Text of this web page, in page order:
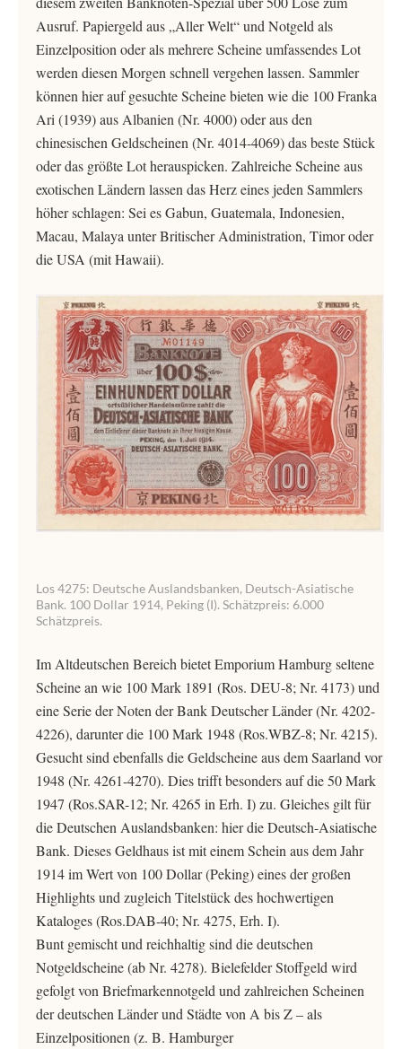
Ausruf. Papiergeld aus „Aller Welt“ und Notgeld als
Einzelposition oder als mehrere Scheine umfassendes Lot
werden diesen Morgen schnell vergehen lassen. Sammler
können hier auf gesuchte Scheine bieten wie die 100 Franka
Ari (1939) aus Albanien (Nr. 4000) oder aus den
chinesischen Geldscheinen (Nr. 4014-4069) das beste Stück
oder das größte Lot herauspicken. Zahlreiche Scheine aus
exotischen Ländern lassen das Herz eines jeden Sammlers
höher schlagen: Sei es Gabun, Guatemala, Indonesien,
Macau, Malaya unter Britischer Administration, Timor oder
die USA (mit Hawaii).
Los 4275: Deutsche Auslandsbanken, Deutsch-Asiatische
Bank. 100 Dollar 1914, Peking (I). Schätzpreis: 6.000
Schätzpreis.
Im Altdeutschen Bereich bietet Emporium Hamburg seltene
Scheine an wie 100 Mark 1891 (Ros. DEU-8; Nr. 4173) und
eine Serie der Noten der Bank Deutscher Länder (Nr. 4202-
4226), darunter die 100 Mark 1948 (Ros.WBZ-8; Nr. 4215).
Gesucht sind ebenfalls die Geldscheine aus dem Saarland vor
1948 (Nr. 4261-4270). Dies trifft besonders auf die 50 Mark
1947 (Ros.SAR-12; Nr. 4265 in Erh. I) zu. Gleiches gilt für
die Deutschen Auslandsbanken: hier die Deutsch-Asiatische
Bank. Dieses Geldhaus ist mit einem Schein aus dem Jahr
1914 im Wert von 100 Dollar (Peking) eines der großen
Highlights und zugleich Titelstück des hochwertigen
Kataloges (Ros.DAB-40; Nr. 4275, Erh. I).
Bunt gemischt und reichhaltig sind die deutschen
Notgeldscheine (ab Nr. 4278). Bielefelder Stoffgeld wird
gefolgt von Briefmarkennotgeld und zahlreichen Scheinen
der deutschen Länder und Städte von A bis Z – als
Einzelpositionen (z. B. Hamburger